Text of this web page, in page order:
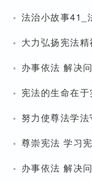
· 法治小故事41_
· 大力弘扬宪法
· 办事依法 解决
· 宪法的生命在
· 努力使尊法学
· 尊崇宪法 学习
· 办事依法 解决